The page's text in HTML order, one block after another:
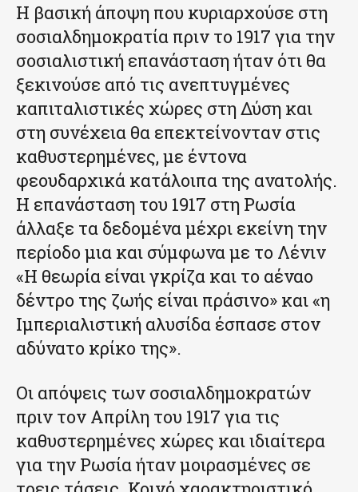
Η βασική άποψη που κυριαρχούσε στη
σοσιαλδημοκρατία πριν το 1917 για την
σοσιαλιστική επανάσταση ήταν ότι θα
ξεκινούσε από τις ανεπτυγμένες
καπιταλιστικές χώρες στη Δύση και
στη συνέχεια θα επεκτείνονταν στις
καθυστερημένες, με έντονα
φεουδαρχικά κατάλοιπα της ανατολής.
Η επανάσταση του 1917 στη Ρωσία
άλλαξε τα δεδομένα μέχρι εκείνη την
περίοδο μια και σύμφωνα με το Λένιν
«Η θεωρία είναι γκρίζα και το αέναο
δέντρο της ζωής είναι πράσινο» και «η
Ιμπεριαλιστική αλυσίδα έσπασε στον
αδύνατο κρίκο της».
Οι απόψεις των σοσιαλδημοκρατών
πριν τον Απρίλη του 1917 για τις
καθυστερημένες χώρες και ιδιαίτερα
για την Ρωσία ήταν μοιρασμένες σε